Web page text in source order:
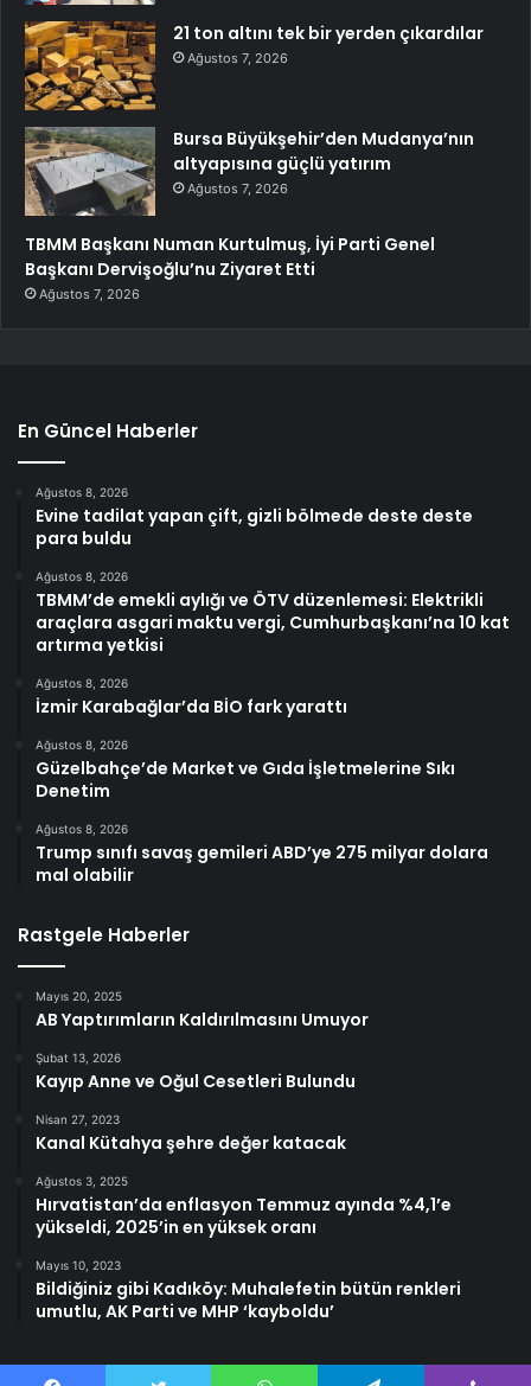
21 ton altını tek bir yerden çıkardılar
Ağustos 7, 2026
Bursa Büyükşehir’den Mudanya’nın
altyapısına güçlü yatırım
Ağustos 7, 2026
TBMM Başkanı Numan Kurtulmuş, İyi Parti Genel
Başkanı Dervişoğlu’nu Ziyaret Etti
Ağustos 7, 2026
En Güncel Haberler
Ağustos 8, 2026
Evine tadilat yapan çift, gizli bölmede deste deste
para buldu
Ağustos 8, 2026
TBMM’de emekli aylığı ve ÖTV düzenlemesi: Elektrikli
araçlara asgari maktu vergi, Cumhurbaşkanı’na 10 kat
artırma yetkisi
Ağustos 8, 2026
İzmir Karabağlar’da BİO fark yarattı
Ağustos 8, 2026
Güzelbahçe’de Market ve Gıda İşletmelerine Sıkı
Denetim
Ağustos 8, 2026
Trump sınıfı savaş gemileri ABD’ye 275 milyar dolara
mal olabilir
Rastgele Haberler
Mayıs 20, 2025
AB Yaptırımların Kaldırılmasını Umuyor
Şubat 13, 2026
Kayıp Anne ve Oğul Cesetleri Bulundu
Nisan 27, 2023
Kanal Kütahya şehre değer katacak
Ağustos 3, 2025
Hırvatistan’da enflasyon Temmuz ayında %4,1’e
yükseldi, 2025’in en yüksek oranı
Mayıs 10, 2023
Bildiğiniz gibi Kadıköy: Muhalefetin bütün renkleri
umutlu, AK Parti ve MHP ‘kayboldu’